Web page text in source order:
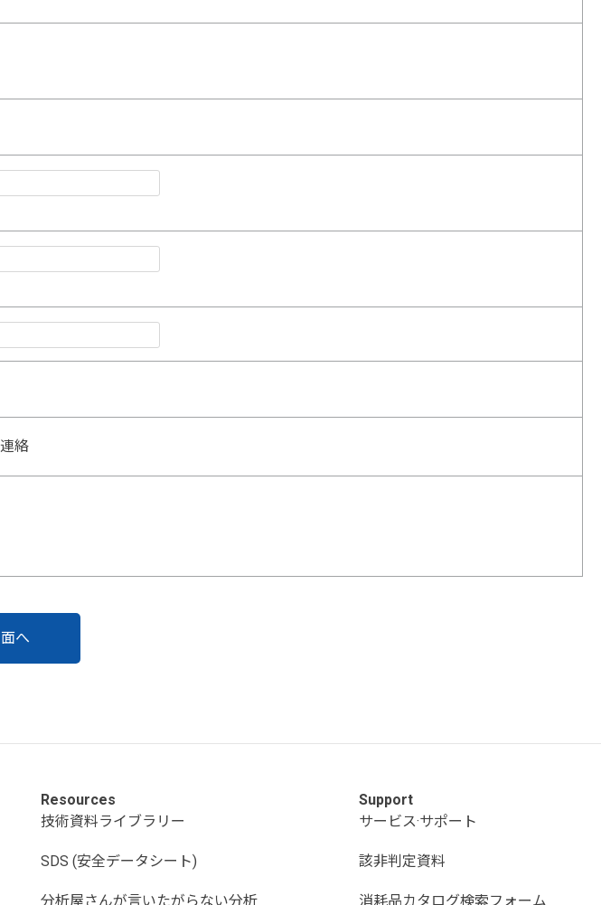
絡
Resources
技術資料ライブラリー
SDS (安全データシート)
分析屋さんが言いたがらない分析
Support
サービス·サポート
該非判定資料
消耗品カタログ検索フォーム